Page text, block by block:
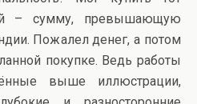
– сумму, превышающую
Пожалел денег, а потом
покупке. Ведь работы
выше иллюстрации,